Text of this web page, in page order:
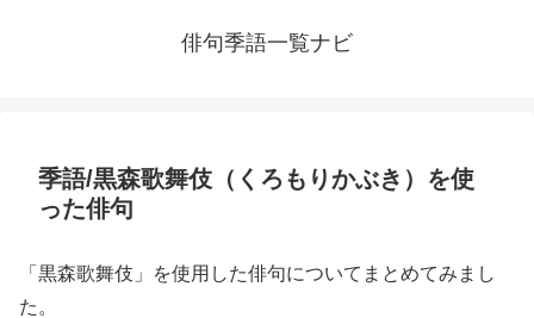
俳句季語一覧ナビ
季語/黒森歌舞伎（くろもりかぶき）を使
った俳句
「黒森歌舞伎」を使用した俳句についてまとめてみまし
た。